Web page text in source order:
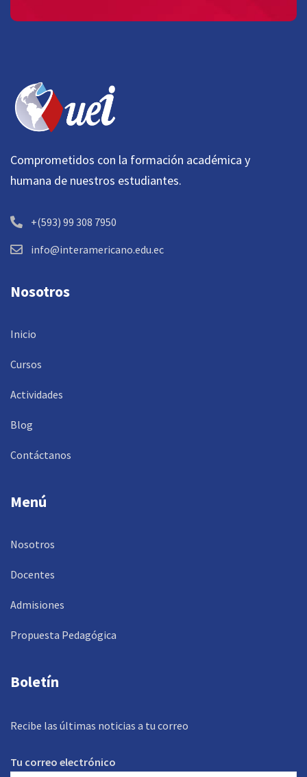
Comprometidos con la formación académica y
humana de nuestros estudiantes.
+(593) 99 308 7950
info@interamericano.edu.ec
Nosotros
Inicio
Cursos
Actividades
Blog
Contáctanos
Menú
Nosotros
Docentes
Admisiones
Propuesta Pedagógica
Boletín
Recibe las últimas noticias a tu correo
Tu correo electrónico